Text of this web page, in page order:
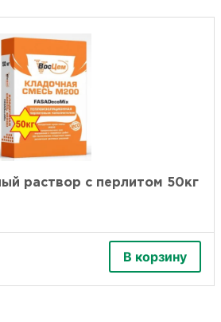
раствор с перлитом 50кг
В корзину